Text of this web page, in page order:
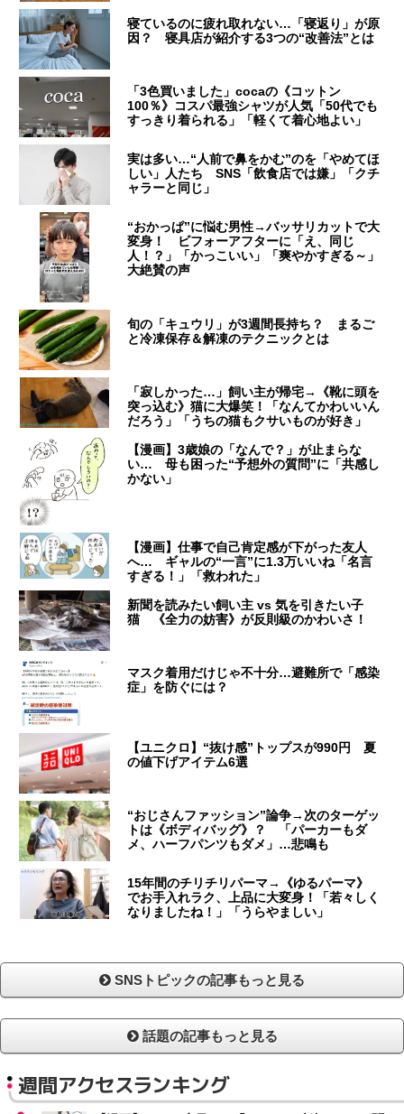
寝ているのに疲れ取れない…「寝返り」が原
因？ 寝具店が紹介する3つの“改善法”とは
「3色買いました」cocaの《コットン
100％》コスパ最強シャツが人気「50代でも
すっきり着られる」「軽くて着心地よい」
実は多い…“人前で鼻をかむ”のを「やめてほ
しい」人たち SNS「飲食店では嫌」「クチ
ャラーと同じ」
“おかっぱ”に悩む男性→バッサリカットで大
変身！ ビフォーアフターに「え、同じ
人！？」「かっこいい」「爽やかすぎる～」
大絶賛の声
旬の「キュウリ」が3週間長持ち？ まるご
と冷凍保存＆解凍のテクニックとは
「寂しかった…」飼い主が帰宅→《靴に頭を
突っ込む》猫に大爆笑！「なんてかわいいん
だろう」「うちの猫もクサいものが好き」
【漫画】3歳娘の「なんで？」が止まらな
い… 母も困った“予想外の質問”に「共感し
かない」
【漫画】仕事で自己肯定感が下がった友人
へ… ギャルの“一言”に1.3万いいね「名言
すぎる！」「救われた」
新聞を読みたい飼い主 vs 気を引きたい子
猫 《全力の妨害》が反則級のかわいさ！
マスク着用だけじゃ不十分…避難所で「感染
症」を防ぐには？
【ユニクロ】“抜け感”トップスが990円 夏
の値下げアイテム6選
“おじさんファッション”論争→次のターゲッ
トは《ボディバッグ》？ 「パーカーもダ
メ、ハーフパンツもダメ」…悲鳴も
15年間のチリチリパーマ→《ゆるパーマ》
でお手入れラク、上品に大変身！「若々しく
なりましたね！」「うらやましい」
SNSトピックの記事もっと見る
話題の記事もっと見る
週間アクセスランキング